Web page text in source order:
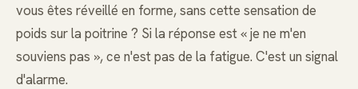
vous êtes réveillé en forme, sans cette sensation de
poids sur la poitrine ? Si la réponse est « je ne m'en
souviens pas », ce n'est pas de la fatigue. C'est un signal
d'alarme.